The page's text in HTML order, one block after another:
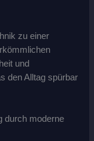
zu einer
und
den Alltag spürbar
durch moderne